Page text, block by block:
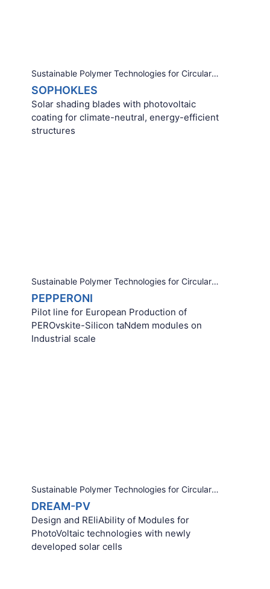
Sustainable Polymer Technologies for Circularity
SOPHOKLES
Solar shading blades with photovoltaic
coating for climate-neutral, energy-efficient
structures
Sustainable Polymer Technologies for Circularity
PEPPERONI
Pilot line for European Production of
PEROvskite-Silicon taNdem modules on
Industrial scale
Sustainable Polymer Technologies for Circularity
DREAM-PV
Design and REliAbility of Modules for
PhotoVoltaic technologies with newly
developed solar cells